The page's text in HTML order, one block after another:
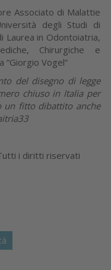
Associato di Malattie
degli Studi di
Laurea in Odontoiatria,
Chirurgiche e
“Giorgio Vogel”
del disegno di legge
chiuso in Italia per
un fitto dibattito anche
i diritti riservati